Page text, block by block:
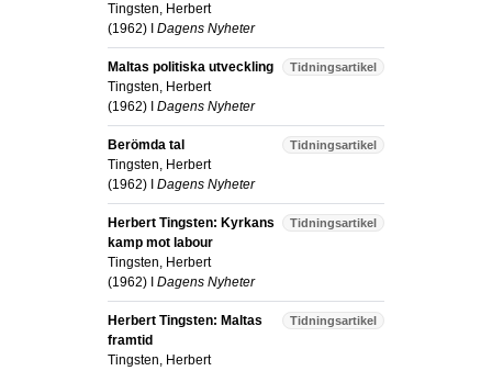
Tingsten, Herbert
(1962) I Dagens Nyheter
Tidningsartikel
Maltas politiska utveckling
Tingsten, Herbert
(1962) I Dagens Nyheter
Tidningsartikel
Berömda tal
Tingsten, Herbert
(1962) I Dagens Nyheter
Tidningsartikel
Herbert Tingsten: Kyrkans
kamp mot labour
Tingsten, Herbert
(1962) I Dagens Nyheter
Tidningsartikel
Herbert Tingsten: Maltas
framtid
Tingsten, Herbert